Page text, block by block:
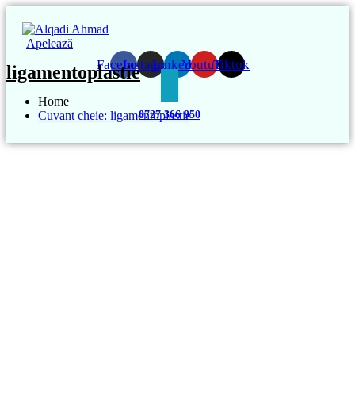
Apelează
FacebookInstagramLinkedinYoutubeTiktok
0727 366 950
ligamentoplastie
Home
Cuvant cheie: ligamentoplastie